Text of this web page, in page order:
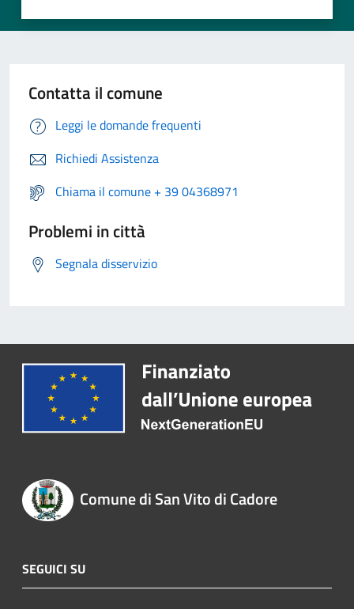
Contatta il comune
Leggi le domande frequenti
Richiedi Assistenza
Chiama il comune + 39 04368971
Problemi in città
Segnala disservizio
Comune di San Vito di Cadore
SEGUICI SU